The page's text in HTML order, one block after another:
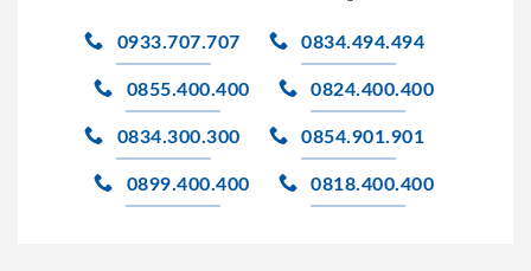
0933.707.707 0834.494.494
0855.400.400 0824.400.400
0834.300.300 0854.901.901
0899.400.400 0818.400.400